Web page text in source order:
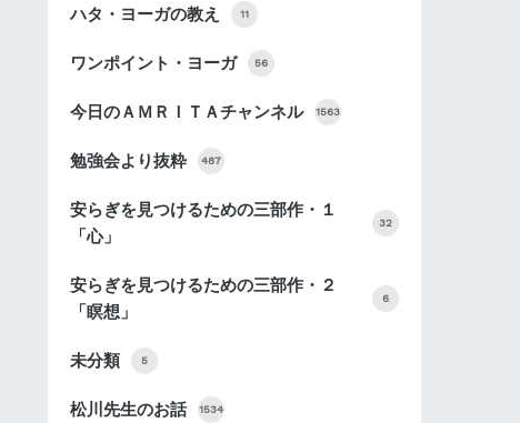
ハタ・ヨーガの教え 11
ワンポイント・ヨーガ 56
今日のＡＭＲＩＴＡチャンネル 1563
勉強会より抜粋 487
安らぎを見つけるための三部作・１
「心」
32
安らぎを見つけるための三部作・２
「瞑想」
6
未分類 5
松川先生のお話 1534